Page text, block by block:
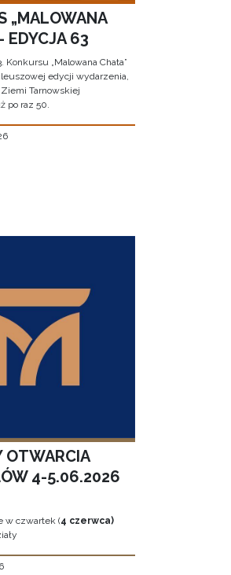
„MALOWANA
EDYCJA 63
Konkursu „Malowana Chata”
edycji wydarzenia,
Tarnowskiej
po raz 50.
OTWARCIA
4-5.06.2026
w czwartek (4 czerwca)